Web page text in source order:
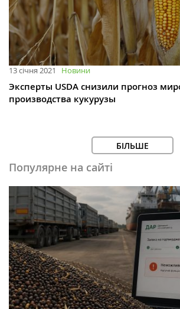
13 січня 2021 Новини
Эксперты USDA снизили прогноз
производства кукурузы
БІЛЬШЕ
Популярне на сайті